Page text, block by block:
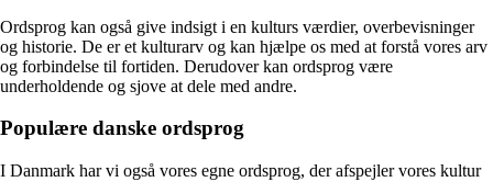
Ordsprog kan også give indsigt i en kulturs værdier, overbevisninger
og historie. De er et kulturarv og kan hjælpe os med at forstå vores arv
og forbindelse til fortiden. Derudover kan ordsprog være
underholdende og sjove at dele med andre.
Populære danske ordsprog
I Danmark har vi også vores egne ordsprog, der afspejler vores kultur